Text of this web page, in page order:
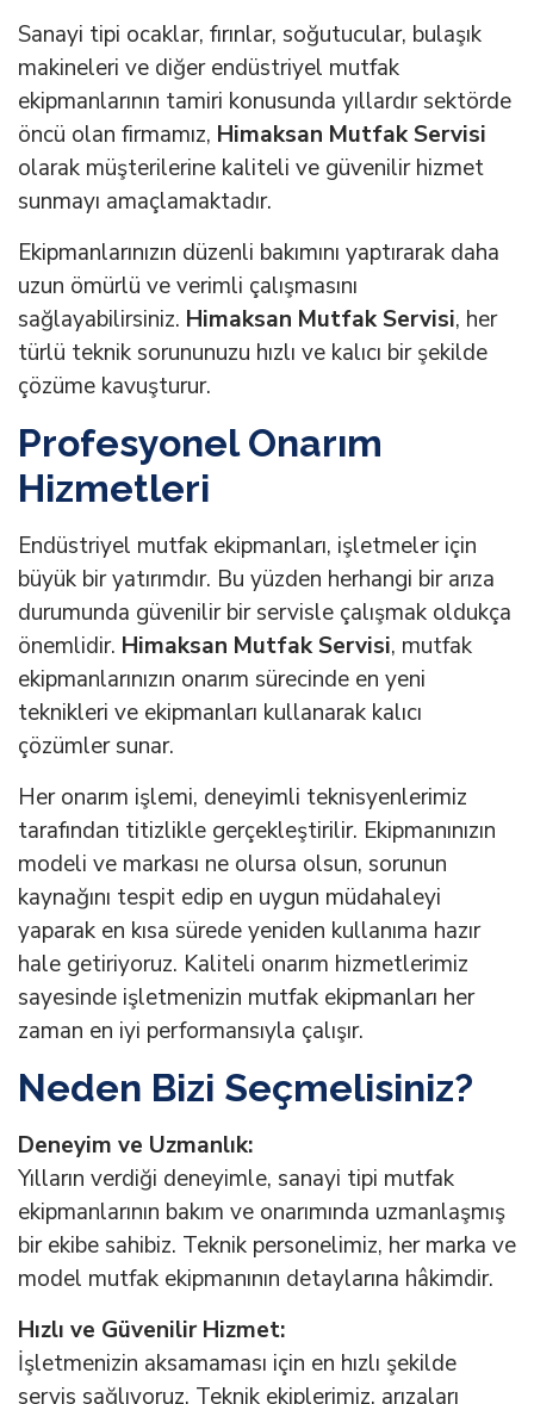
Sanayi tipi ocaklar, fırınlar, soğutucular, bulaşık
makineleri ve diğer endüstriyel mutfak
ekipmanlarının tamiri konusunda yıllardır sektörde
öncü olan firmamız, Himaksan Mutfak Servisi
olarak müşterilerine kaliteli ve güvenilir hizmet
sunmayı amaçlamaktadır.
Ekipmanlarınızın düzenli bakımını yaptırarak daha
uzun ömürlü ve verimli çalışmasını
sağlayabilirsiniz. Himaksan Mutfak Servisi, her
türlü teknik sorununuzu hızlı ve kalıcı bir şekilde
çözüme kavuşturur.
Profesyonel Onarım
Hizmetleri
Endüstriyel mutfak ekipmanları, işletmeler için
büyük bir yatırımdır. Bu yüzden herhangi bir arıza
durumunda güvenilir bir servisle çalışmak oldukça
önemlidir. Himaksan Mutfak Servisi, mutfak
ekipmanlarınızın onarım sürecinde en yeni
teknikleri ve ekipmanları kullanarak kalıcı
çözümler sunar.
Her onarım işlemi, deneyimli teknisyenlerimiz
tarafından titizlikle gerçekleştirilir. Ekipmanınızın
modeli ve markası ne olursa olsun, sorunun
kaynağını tespit edip en uygun müdahaleyi
yaparak en kısa sürede yeniden kullanıma hazır
hale getiriyoruz. Kaliteli onarım hizmetlerimiz
sayesinde işletmenizin mutfak ekipmanları her
zaman en iyi performansıyla çalışır.
Neden Bizi Seçmelisiniz?
Deneyim ve Uzmanlık:
Yılların verdiği deneyimle, sanayi tipi mutfak
ekipmanlarının bakım ve onarımında uzmanlaşmış
bir ekibe sahibiz. Teknik personelimiz, her marka ve
model mutfak ekipmanının detaylarına hâkimdir.
Hızlı ve Güvenilir Hizmet:
İşletmenizin aksamaması için en hızlı şekilde
servis sağlıyoruz. Teknik ekiplerimiz, arızaları